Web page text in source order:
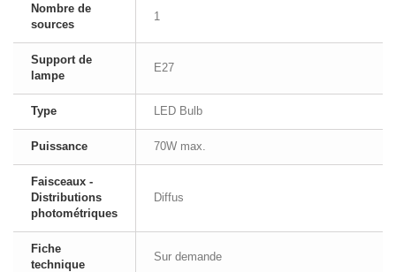
Nombre de
sources
1
Support de
lampe
E27
Type LED Bulb
Puissance 70W max.
Faisceaux -
Distributions
photométriques
Diffus
Fiche
technique
Sur demande